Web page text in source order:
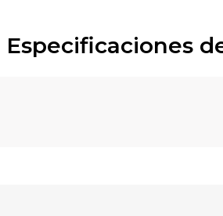
Especificaciones